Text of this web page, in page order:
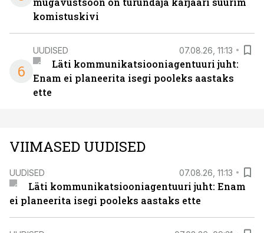
komistuskivi
6
UUDISED 07.08.26, 11:13
Läti kommunikatsiooniagentuuri juht:
Enam ei planeerita isegi pooleks aastaks
ette
VIIMASED UUDISED
UUDISED 07.08.26, 11:13
Läti kommunikatsiooniagentuuri juht: Enam
ei planeerita isegi pooleks aastaks ette